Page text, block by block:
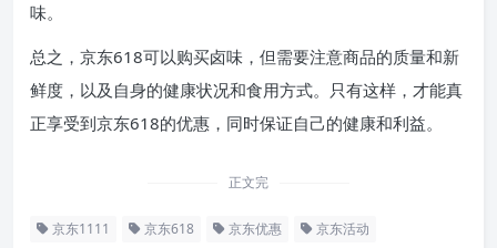
味。
总之，京东618可以购买卤味，但需要注意商品的质量和新
鲜度，以及自身的健康状况和食用方式。只有这样，才能真
正享受到京东618的优惠，同时保证自己的健康和利益。
正文完
京东1111 京东618 京东优惠 京东活动